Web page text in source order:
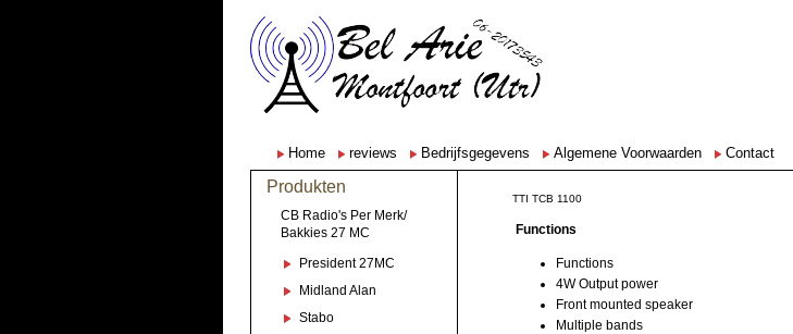
Home reviews Bedrijfsgegevens Algemene Voorwaarden Contact
Produkten
CB Radio's Per Merk/
Bakkies 27 MC
President 27MC
Midland Alan
Stabo
TTI TCB 1100
Functions
Functions
4W Output power
Front mounted speaker
Multiple bands